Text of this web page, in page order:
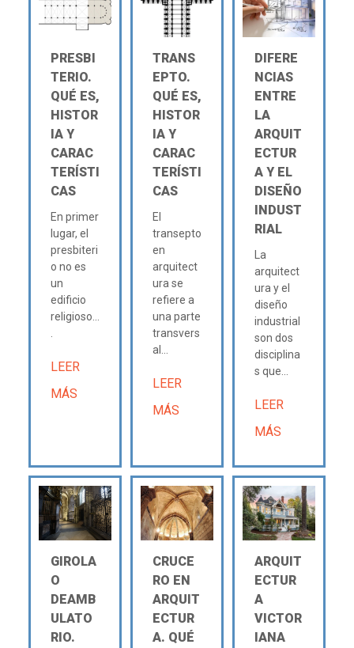
PRESBI
TERIO.
QUÉ ES,
HISTOR
IA Y
CARAC
TERÍSTI
CAS
En primer
lugar, el
presbiteri
o no es
un
edificio
religioso...
LEER
MÁS
TRANS
EPTO.
QUÉ ES,
HISTOR
IA Y
CARAC
TERÍSTI
CAS
El
transepto
en
arquitect
ura se
refiere a
una parte
transvers
al...
LEER
MÁS
DIFERE
NCIAS
ENTRE
LA
ARQUIT
ECTUR
A Y EL
DISEÑO
INDUST
RIAL
La
arquitect
ura y el
diseño
industrial
son dos
disciplina
s que...
LEER
MÁS
GIROLA
O
DEAMB
ULATO
RIO.
CRUCE
RO EN
ARQUIT
ECTUR
A. QUÉ
ARQUIT
ECTUR
A
VICTOR
IANA